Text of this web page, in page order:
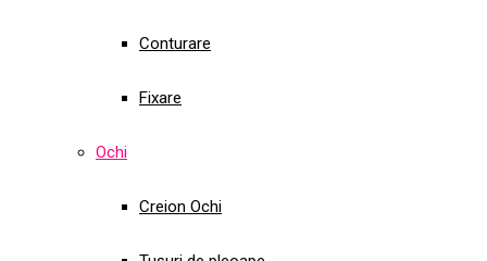
Conturare
Fixare
Ochi
Creion Ochi